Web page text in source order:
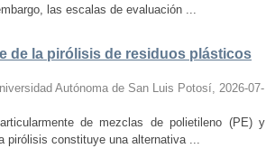
las escalas de evaluación ...
de la pirólisis de residuos plásticos
Autónoma de San Luis Potosí, 2026-07-
de mezclas de polietileno (PE) y
pirólisis constituye una alternativa ...